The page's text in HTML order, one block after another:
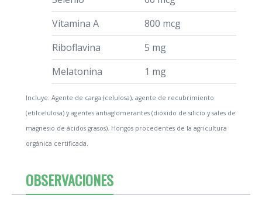
Vitamina A
800 mcg
Riboflavina
5 mg
Melatonina
1 mg
Incluye: Agente de carga (celulosa), agente de recubrimiento
(etilcelulosa) y agentes antiaglomerantes (dióxido de silicio y sales de
magnesio de ácidos grasos). Hongos procedentes de la agricultura
orgánica certificada.
OBSERVACIONES